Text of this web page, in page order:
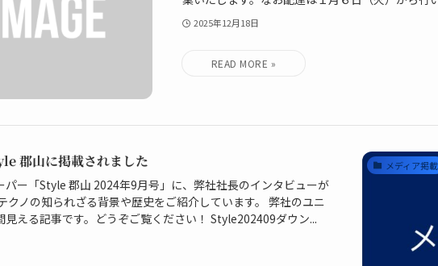
2025年12月18日
メディア掲載
郡山に掲載されました
パー「Style 郡山 2024年9月号」に、弊社社長のインタビューが
クノの知られざる背景や歴史をご紹介しています。 弊社のユニ
見える記事です。どうぞご覧ください！ Style202409ダウン...